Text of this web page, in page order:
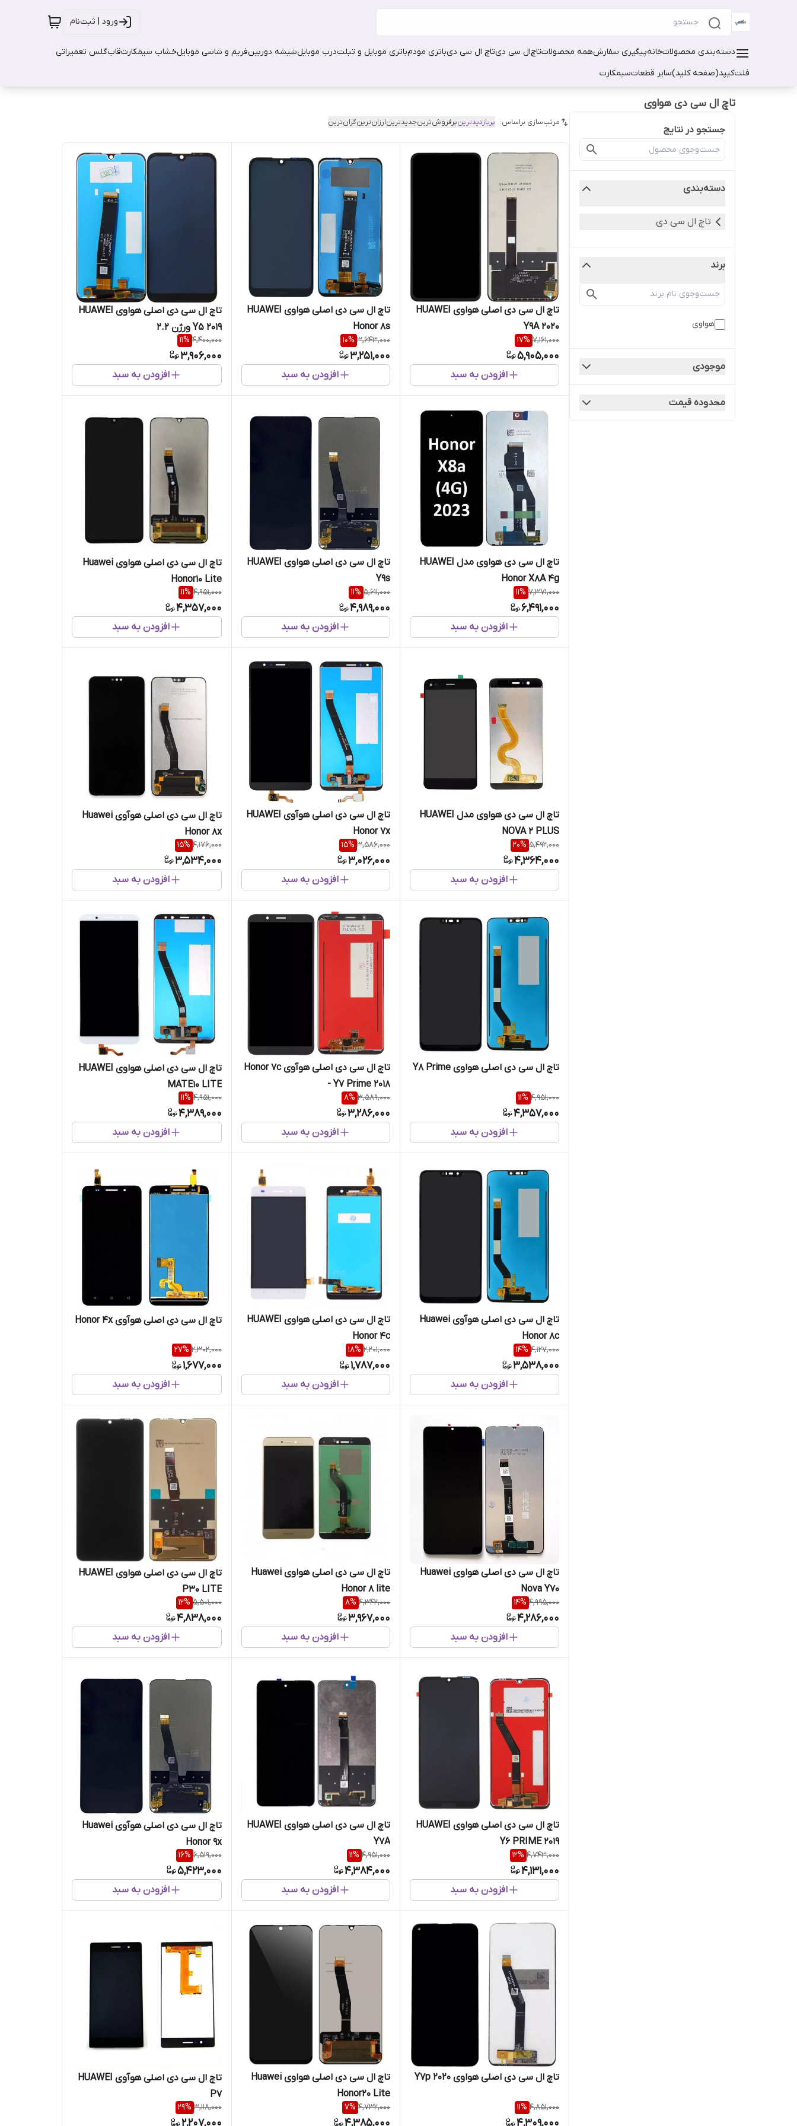
ورود | ثبت‌نام
دسته‌بندی محصولاتخانهپیگیری سفارشهمه محصولاتتاچال سی دیتاچ ال سی دیباتری مودمباتری موبایل و تبلتدرب موبایلشیشه دوربینفریم و شاسی موبایلخشاب سیمکارتقابگلس تعمیراتی
فلتکیپد(صفحه کلید)سایر قطعاتسیمکارت
تاچ ال سی دی هواوی
جستجو در نتایج
دسته‌بندی
تاچ ال سی دی
برند
هواوی
موجودی
محدوده قیمت
مرتب‌سازی براساس: پربازدیدترینپرفروش‌ترینجدیدترینارزان‌ترینگران‌ترین
تاچ ال سی دی اصلی هواوی HUAWEI
Y9A 2020
7,161,000
17%
5,905,000
افزودن به سبد
تاچ ال سی دی اصلی هواوی HUAWEI
Honor 8s
3,643,000
10%
3,251,000
افزودن به سبد
تاچ ال سی دی اصلی هواوی HUAWEI
Y5 2019 ورژن 2.2
4,400,000
11%
3,906,000
افزودن به سبد
تاچ ال سی دی هواوی مدل HUAWEI
Honor X8A 4g
7,371,000
11%
6,491,000
افزودن به سبد
تاچ ال سی دی اصلی هواوی HUAWEI
Y9s
5,611,000
11%
4,989,000
افزودن به سبد
تاچ ال سی دی اصلی هواوی Huawei
Honor10 Lite
4,951,000
11%
4,357,000
افزودن به سبد
تاچ ال سی دی هواوی مدل HUAWEI
NOVA 2 PLUS
5,492,000
20%
4,364,000
افزودن به سبد
تاچ ال سی دی اصلی هوآوی HUAWEI
Honor 7x
3,586,000
15%
3,026,000
افزودن به سبد
تاچ ال سی دی اصلی هوآوی Huawei
Honor 8x
4,176,000
15%
3,534,000
افزودن به سبد
تاچ ال سی دی اصلی هواوی Y8 Prime
4,951,000
11%
4,357,000
افزودن به سبد
تاچ ال سی دی اصلی هوآوی Honor 7c
- Y7 Prime 2018
3,589,000
8%
3,286,000
افزودن به سبد
تاچ ال سی دی اصلی هواوی HUAWEI
MATE10 LITE
4,951,000
11%
4,389,000
افزودن به سبد
تاچ ال سی دی اصلی هوآوی Huawei
Honor 8c
4,127,000
14%
3,538,000
افزودن به سبد
تاچ ال سی دی اصلی هواوی HUAWEI
Honor 4c
2,201,000
18%
1,787,000
افزودن به سبد
تاچ ال سی دی اصلی هوآوی Honor 4x
2,302,000
27%
1,677,000
افزودن به سبد
تاچ ال سی دی اصلی هواوی Huawei
Nova Y70
4,995,000
14%
4,286,000
افزودن به سبد
تاچ ال سی دی اصلی هواوی Huawei
Honor 8 lite
4,342,000
8%
3,967,000
افزودن به سبد
تاچ ال سی دی اصلی هواوی HUAWEI
P30 LITE
5,501,000
12%
4,838,000
افزودن به سبد
تاچ ال سی دی اصلی هواوی HUAWEI
Y6 PRIME 2019
4,743,000
12%
4,131,000
افزودن به سبد
تاچ ال سی دی اصلی هواوی HUAWEI
Y7A
4,951,000
11%
4,384,000
افزودن به سبد
تاچ ال سی دی اصلی هوآوی Huawei
Honor 9x
6,519,000
16%
5,423,000
افزودن به سبد
تاچ ال سی دی اصلی هواوی Y7p 2020
4,851,000
11%
تاچ ال سی دی اصلی هواوی Huawei
Honor20 Lite
4,732,000
7%
تاچ ال سی دی اصلی هوآوی HUAWEI
P7
3,118,000
29%